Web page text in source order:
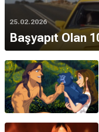
25.02.2026
Başyapıt Olan